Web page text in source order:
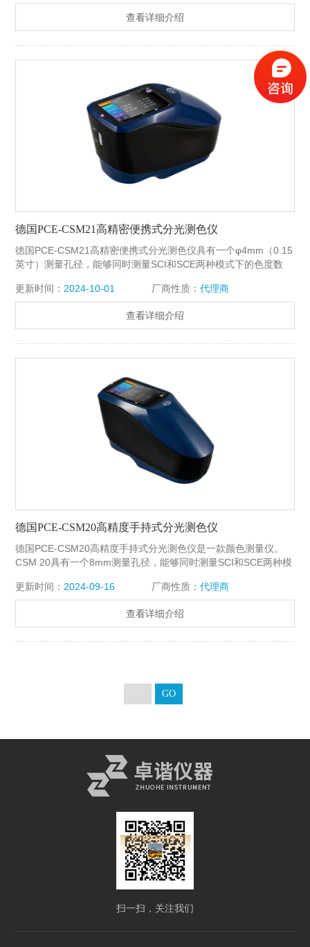
出厂标配黑色软包，方便使用人员携带出差（可携带上飞机）。
查看详细介绍
德国PCE-CSM21高精密便携式分光测色仪
德国PCE-CSM21高精密便携式分光测色仪具有一个φ4mm（0.15
英寸）测量孔径，能够同时测量SCI和SCE两种模式下的色度数
于300万次测量），同时CSM 21机身仅重600克，新机出厂标配
黑色软包，方便使用人员携带出差（可携带上飞机）。
更新时间： 2024-10-01 厂商性质： 代理商
查看详细介绍
德国PCE-CSM20高精度手持式分光测色仪
德国PCE-CSM20高精度手持式分光测色仪是一款颜色测量仪。
CSM 20具有一个8mm测量孔径，能够同时测量SCI和SCE两种模
（5年内大于300万次测量），同时CSM 20便携式的设计方便携
带出差（可携带上飞机）。
更新时间： 2024-09-16 厂商性质： 代理商
查看详细介绍
扫一扫，关注我们